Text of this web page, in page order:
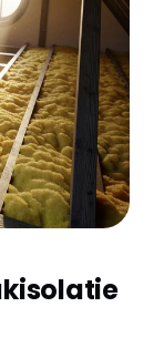
je
winters
dak
én een fijne